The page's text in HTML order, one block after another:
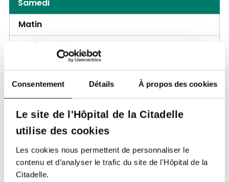
Consentement Détails À propos des cookies
Le site de l'Hôpital de la Citadelle
utilise des cookies
Les cookies nous permettent de personnaliser le
contenu et d’analyser le trafic du site de l'Hôpital de la
Citadelle.
Samedi
Matin
Après-midi
Site Laveu
Rue des Wallons 72,
4000, Liège
Lundi
Matin
Après-midi
Mardi